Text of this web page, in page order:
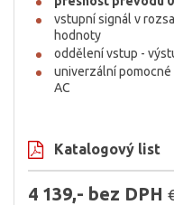
vstupní signál v
hodnoty
oddělení vstup -
univerzální pomocné
AC
Katalogový list
4 139,- bez DPH